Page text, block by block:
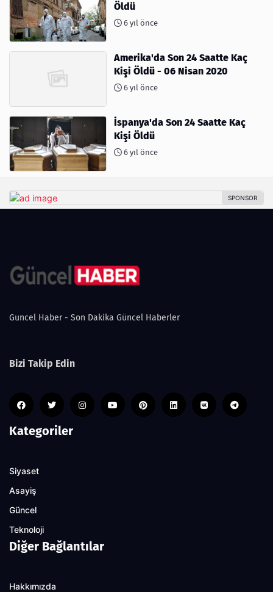
Öldü
6 yıl önce
Amerika'da Son 24 Saatte Kaç
Kişi Öldü - 06 Nisan 2020
6 yıl önce
İspanya'da Son 24 Saatte Kaç
Kişi Öldü
6 yıl önce
Guncel Haber - Son Dakika Güncel Haberler
Bizi Takip Edin
Kategoriler
Siyaset
Asayiş
Güncel
Teknoloji
Diğer Bağlantılar
Hakkımızda